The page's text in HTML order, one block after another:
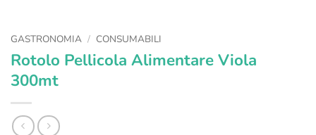
GASTRONOMIA / CONSUMABILI
Rotolo Pellicola Alimentare Viola
300mt